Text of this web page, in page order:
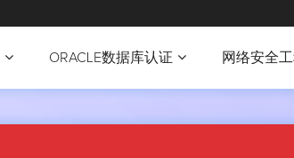
ORACLE数据库认证 网络安全